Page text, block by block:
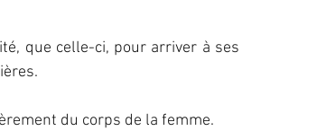
que celle-ci, pour arriver à ses
du corps de la femme.